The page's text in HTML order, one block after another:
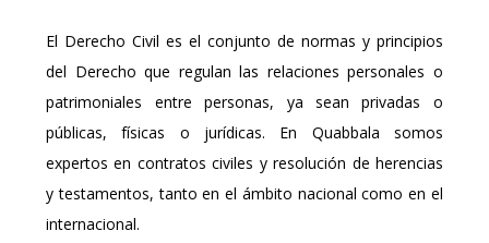
El Derecho Civil es el conjunto de normas y principios
del Derecho que regulan las relaciones personales o
patrimoniales entre personas, ya sean privadas o
públicas, físicas o jurídicas. En Quabbala somos
expertos en contratos civiles y resolución de herencias
y testamentos, tanto en el ámbito nacional como en el
internacional.